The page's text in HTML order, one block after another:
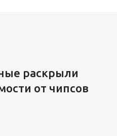
раскрыли
от чипсов